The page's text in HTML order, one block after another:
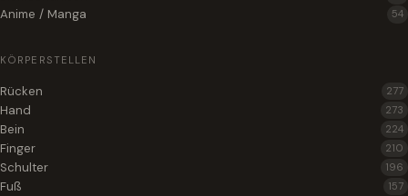
Anime / Manga 54
KÖRPERSTELLEN
Rücken 277
Hand 273
Bein 224
Finger 210
Schulter 196
Fuß 157